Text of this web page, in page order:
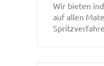
Wir bieten
auf allen